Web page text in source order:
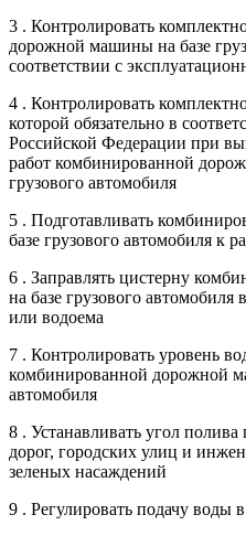
3 . Контролировать
дорожной машины на базе
соответствии с
4 . Контролировать
которой обязательно в
Российской Федерации при
работ комбинированной
грузового автомобиля
5 . Подготавливать
базе грузового автомобиля к
6 . Заправлять цистерну
на базе грузового
или водоема
7 . Контролировать уровень
комбинированной дорожной
автомобиля
8 . Устанавливать угол
дорог, городских улиц и
зеленых насаждений
9 . Регулировать подачу воды